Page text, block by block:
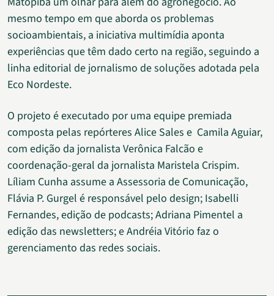
mesmo tempo em que aborda os problemas
socioambientais, a iniciativa multimídia aponta
experiências que têm dado certo na região, seguindo a
linha editorial de jornalismo de soluções adotada pela
Eco Nordeste.
O projeto é executado por uma equipe premiada
composta pelas repórteres Alice Sales e Camila Aguiar,
com edição da jornalista Verônica Falcão e
coordenação-geral da jornalista Maristela Crispim.
Líliam Cunha assume a Assessoria de Comunicação,
Flávia P. Gurgel é responsável pelo design; Isabelli
Fernandes, edição de podcasts; Adriana Pimentel a
edição das newsletters; e Andréia Vitório faz o
gerenciamento das redes sociais.